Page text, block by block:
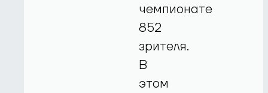
чемпионате
852
зрителя.
В
этом